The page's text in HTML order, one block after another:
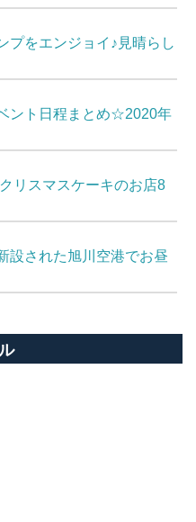
プをエンジョイ♪見晴らし
ント日程まとめ☆2020年
リスマスケーキのお店8
設された旭川空港でお昼